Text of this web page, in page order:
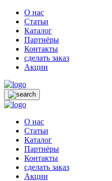
О нас
Статьи
Каталог
Партнёры
Контакты
сделать заказ
Акции
О нас
Статьи
Каталог
Партнёры
Контакты
сделать заказ
Акции